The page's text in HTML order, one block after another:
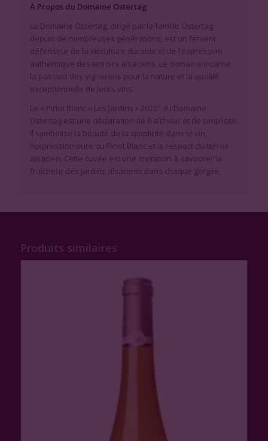
À Propos du Domaine Ostertag
Le Domaine Ostertag, dirigé par la famille Ostertag
depuis de nombreuses générations, est un fervent
défenseur de la viticulture durable et de l’expression
authentique des terroirs alsaciens. Le domaine incarne
la passion des vignerons pour la nature et la qualité
exceptionnelle de leurs vins.
Le « Pinot Blanc « Les Jardins » 2020″ du Domaine
Ostertag est une déclaration de fraîcheur et de simplicité.
Il symbolise la beauté de la simplicité dans le vin,
l’expression pure du Pinot Blanc et le respect du terroir
alsacien. Cette cuvée est une invitation à savourer la
fraîcheur des jardins alsaciens dans chaque gorgée.
Produits similaires